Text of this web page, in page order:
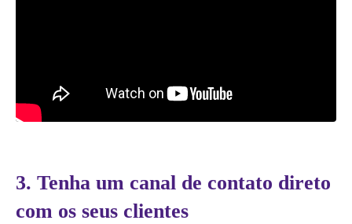
3. Tenha um canal de contato direto
com os seus clientes